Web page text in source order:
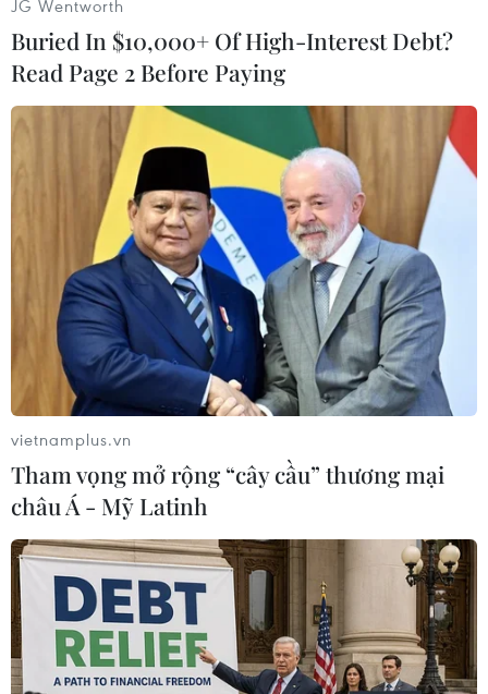
#Tranh nghệ thuật #Iran #Thổ Nhĩ Kỳ
#Đại sứ Nga
#Andrei Karlov
#Triển lãm nghệ thuật
#Ankara
Iran
Thổ Nhĩ Kỳ
Theo dõi VietnamPlus
TIN LIÊN QUAN
JG Wentworth
Buried In $10,000+ Of High-Interest Debt?
Read Page 2 Before Paying
vietnamplus.vn
Tham vọng mở rộng “cây cầu” thương mại
châu Á - Mỹ Latinh